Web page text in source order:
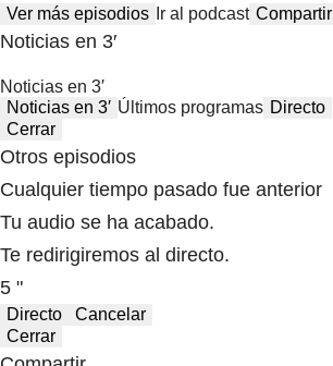
Ver más episodios Ir al podcast Compartir
Noticias en 3′
Noticias en 3′
Noticias en 3′ Últimos programas Directo
Cerrar
Otros episodios
Cualquier tiempo pasado fue anterior
Tu audio se ha acabado.
Te redirigiremos al directo.
5 "
Directo
Cancelar
Cerrar